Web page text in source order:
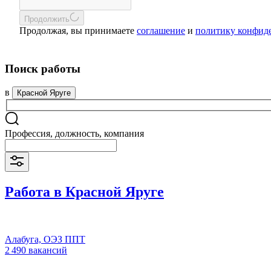
Продолжить
Продолжая, вы принимаете соглашение и политику
Поиск работы
в Красной Яруге
Профессия, должность, компания
Работа в Красной Яруге
Алабуга, ОЭЗ ППТ
2 490 вакансий